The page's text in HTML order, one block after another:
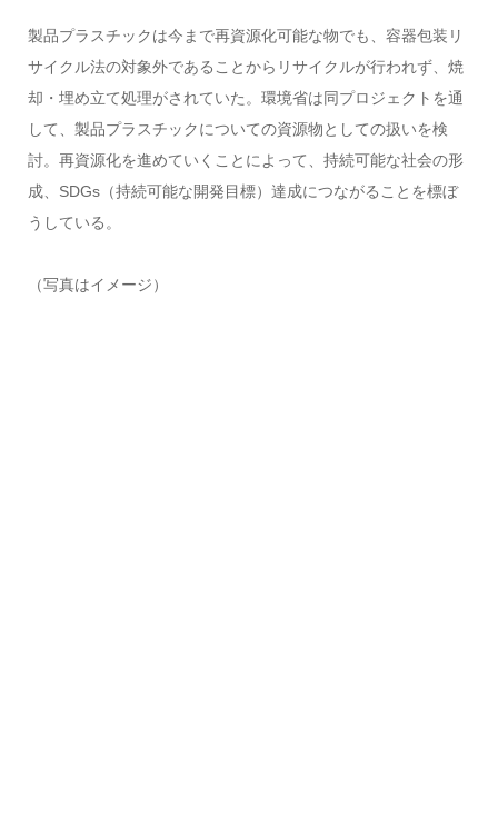
製品プラスチックは今まで再資源化可能な物でも、容器包装リ
サイクル法の対象外であることからリサイクルが行われず、焼
却・埋め立て処理がされていた。環境省は同プロジェクトを通
して、製品プラスチックについての資源物としての扱いを検
討。再資源化を進めていくことによって、持続可能な社会の形
成、SDGs（持続可能な開発目標）達成につながることを標ぼ
うしている。
（写真はイメージ）